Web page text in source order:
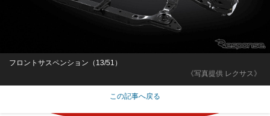
《写真提供 レクサス》
フロントサスペンション（13/51）
この記事へ戻る